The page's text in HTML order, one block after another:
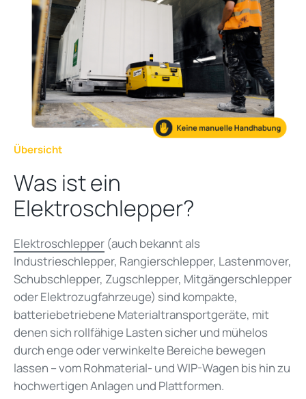
Übersicht
Was ist ein
Elektroschlepper?
Elektroschlepper (auch bekannt als
Industrieschlepper, Rangierschlepper, Lastenmover,
Schubschlepper, Zugschlepper, Mitgängerschlepper
oder Elektrozugfahrzeuge) sind kompakte,
batteriebetriebene Materialtransportgeräte, mit
denen sich rollfähige Lasten sicher und mühelos
durch enge oder verwinkelte Bereiche bewegen
lassen – vom Rohmaterial- und WIP-Wagen bis hin zu
hochwertigen Anlagen und Plattformen.